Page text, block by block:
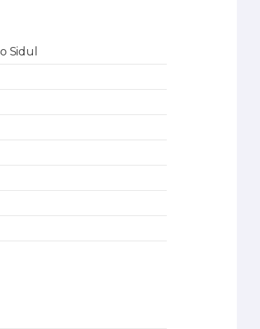
Sidul